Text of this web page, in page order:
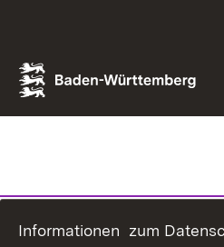
Informationen zum